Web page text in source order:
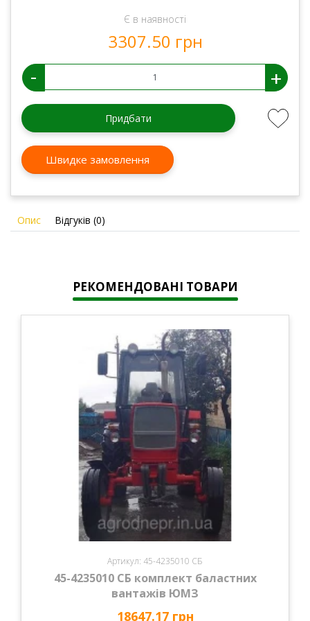
Є в наявності
3307.50 грн
- +
Придбати
Швидке замовлення
Опис Відгуків (0)
РЕКОМЕНДОВАНІ ТОВАРИ
Артикул: 45-4235010 СБ
45-4235010 СБ комплект баластних
вантажів ЮМЗ
18647.17 грн